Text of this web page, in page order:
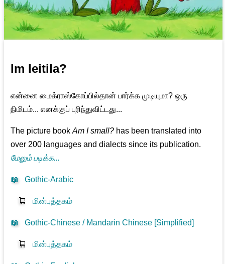
Im leitila?
என்னை மைக்ராஸ்கோப்பில்தான் பார்க்க முடியுமா? ஒரு
நிமிடம்... எனக்குப் புரிந்துவிட்டது...
The picture bookAm I small? has been translated into
over 200 languages and dialects since its publication.
மேலும் படிக்க...
📖 Gothic-Arabic
🛒 மின்புத்தகம்
📖 Gothic-Chinese / Mandarin Chinese [Simplified]
🛒 மின்புத்தகம்